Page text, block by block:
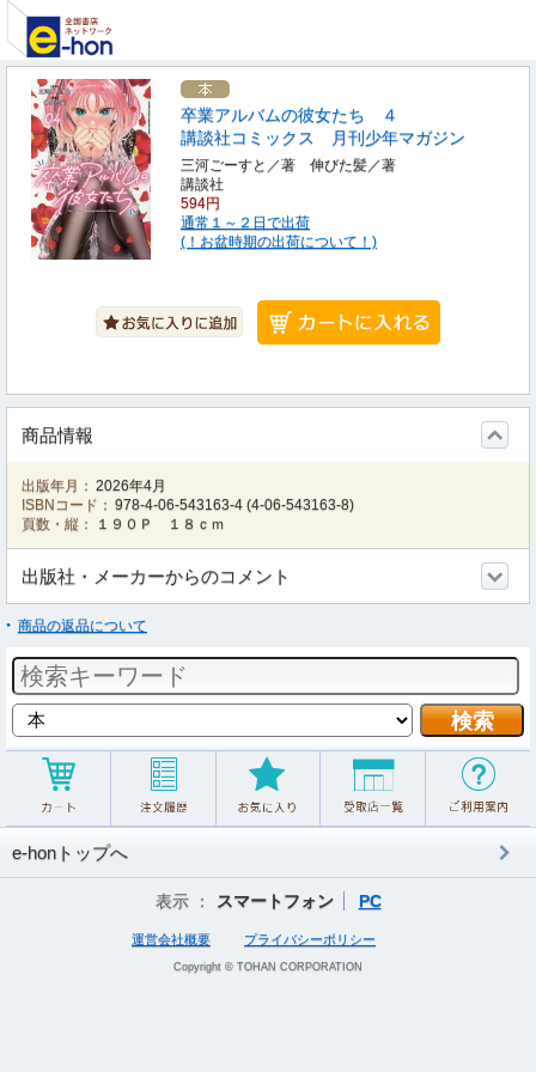
卒業アルバムの彼女たち ４
講談社コミックス 月刊少年マガジン
三河ごーすと／著 伸びた髪／著
講談社
594円
通常１～２日で出荷
(！お盆時期の出荷について！)
商品情報
出版年月： 2026年4月
ISBNコード： 978-4-06-543163-4 (4-06-543163-8)
頁数・縦：
１９０Ｐ １８ｃｍ
出版社・メーカーからのコメント
商品の返品について
e-honトップへ
表示 ： スマートフォン PC
運営会社概要 プライバシーポリシー
Copyright © TOHAN CORPORATION